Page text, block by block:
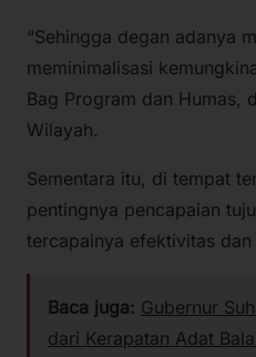
“Sehingga degan adanya
meminimalisasi
Bag Program dan Humas,
Wilayah.
Sementara itu, di tempat
pentingnya pencapaian
tercapainya efektivitas
Baca juga: Gubernur
dari Kerapatan Adat